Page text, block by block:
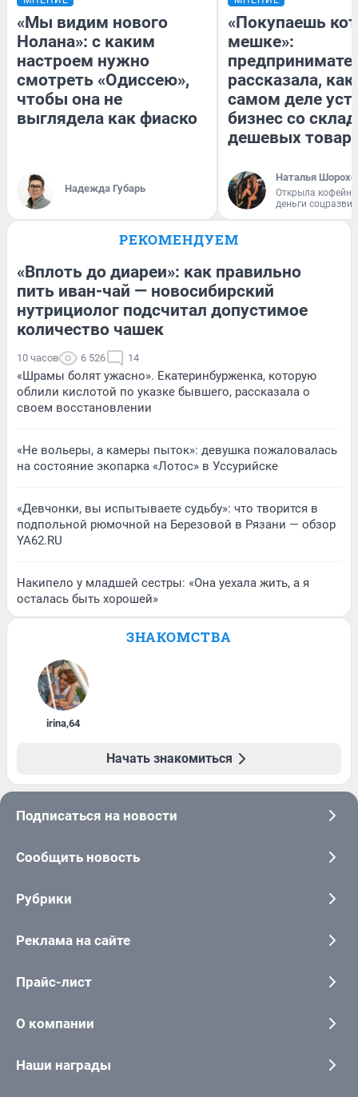
«Мы видим нового
Нолана»: с каким
настроем нужно
смотреть «Одиссею»,
чтобы она не
выглядела как фиаско
Надежда Губарь
«Покупаешь
мешке»:
рассказала, как
самом деле
бизнес со
дешевых
Наталья
Открыла
деньги
РЕКОМЕНДУЕМ
«Вплоть до диареи»: как правильно
пить иван-чай — новосибирский
нутрициолог подсчитал допустимое
количество чашек
10 часов 6 526 14
«Шрамы болят ужасно». Екатеринбурженка, которую
облили кислотой по указке бывшего, рассказала о
своем восстановлении
«Не вольеры, а камеры пыток»: девушка пожаловалась
на состояние экопарка «Лотос» в Уссурийске
«Девчонки, вы испытываете судьбу»: что творится в
подпольной рюмочной на Березовой в Рязани — обзор
YA62.RU
Накипело у младшей сестры: «Она уехала жить, а я
осталась быть хорошей»
ЗНАКОМСТВА
irina,64
Начать знакомиться
Подписаться на новости
Сообщить новость
Рубрики
Реклама на сайте
Прайс-лист
О компании
Наши награды